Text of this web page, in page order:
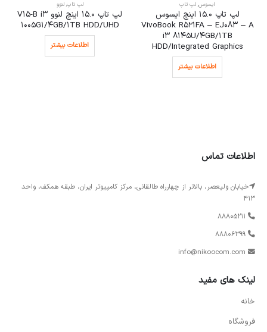
ایسوس, لپ تاپ
لپ تاپ 15.0 اینچ ایسوس
VivoBook R521FA – EJ083 – A
i3 8145U/4GB/1TB
HDD/Integrated Graphics
اطلاعات بیشتر
لپ تاپ,لنوو
لپ تاپ 15.0 اینچ لنوو V15-B i3
1005G1/4GB/1TB HDD/UHD
اطلاعات بیشتر
اطلاعات تماس
خیابان ولیعصر، بالاتر از چهارراه طالقانی، مرکز کامپیوتر ایران، طبقه همکف، واحد
413
88805211
88806399
info@nikoocom.com
لینک های مفید
خانه
فروشگاه